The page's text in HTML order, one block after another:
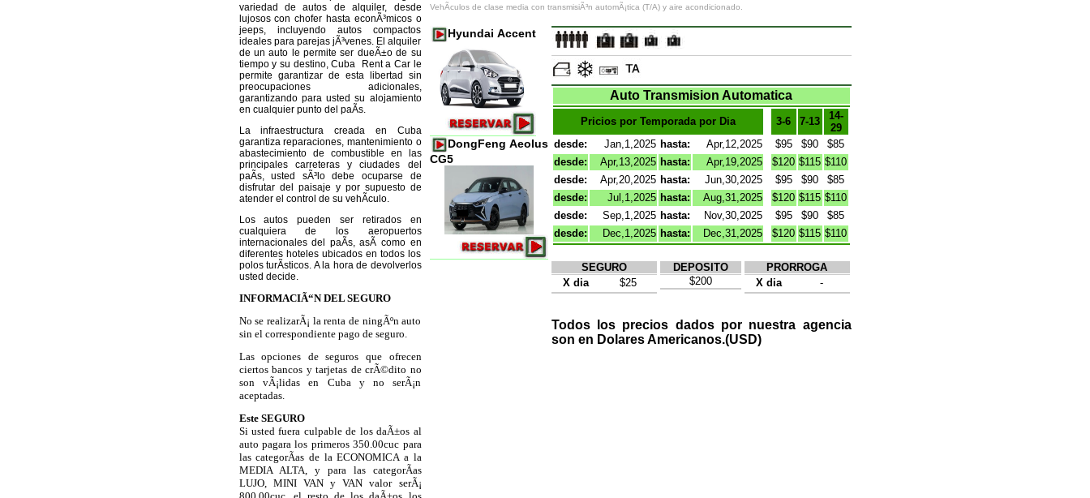
variedad de autos de alquiler, desde
lujosos con chofer hasta econÃ³micos o
jeeps, incluyendo autos compactos
ideales para parejas jÃ³venes. El alquiler
de un auto le permite ser dueÃ±o de su
tiempo y su destino, Cuba Rent a Car le
permite garantizar de esta libertad sin
preocupaciones adicionales,
garantizando para usted su alojamiento
en cualquier punto del paÃ­s.
La infraestructura creada en Cuba
garantiza reparaciones, mantenimiento o
abastecimiento de combustible en las
principales carreteras y ciudades del
paÃ­s, usted sÃ³lo debe ocuparse de
disfrutar del paisaje y por supuesto de
atender el control de su vehÃ­culo.
Los autos pueden ser retirados en
cualquiera de los aeropuertos
internacionales del paÃ­s, asÃ­ como en
diferentes hoteles ubicados en todos los
polos turÃ­sticos. A la hora de devolverlos
usted decide.
INFORMACIÃ“N DEL SEGURO
No se realizarÃ¡ la renta de ningÃºn auto
sin el correspondiente pago de seguro.
Las opciones de seguros que ofrecen
ciertos bancos y tarjetas de crÃ©dito no
son vÃ¡lidas en Cuba y no serÃ¡n
aceptadas.
Este SEGURO
Si usted fuera culpable de los daÃ±os al
auto pagara los primeros 350.00cuc para
las categorÃ­as de la ECONOMICA a la
MEDIA ALTA, y para las categorÃ­as
LUJO, MINI VAN y VAN valor serÃ¡
VehÃ­culos de clase media con transmisiÃ³n automÃ¡tica (T/A) y aire acondicionado.
Hyundai Accent
DongFeng Aeolus
CG5
Auto Transmision Automatica
Pricios por Temporada por Dia 3-6 7-13
14-
29
desde:
Jan,1,2025 hasta: Apr,12,2025 $95 $90
$85
desde:
Apr,13,2025 hasta: Apr,19,2025 $120 $115 $110
desde:
Apr,20,2025 hasta: Jun,30,2025 $95 $90
$85
desde:
Jul,1,2025 hasta: Aug,31,2025 $120 $115 $110
desde:
Sep,1,2025 hasta: Nov,30,2025 $95 $90
$85
desde:
Dec,1,2025 hasta: Dec,31,2025 $120 $115 $110
SEGURO
X dia
$25
DEPOSITO
$200
PRORROGA
X dia
-
Todos los precios dados por nuestra agencia
son en Dolares Americanos.(USD)